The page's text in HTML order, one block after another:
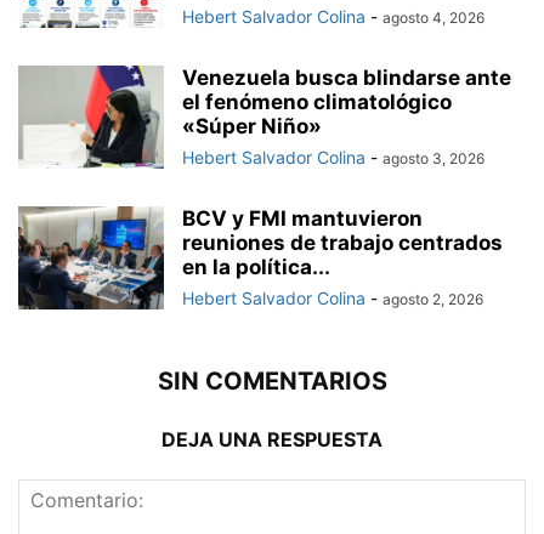
Hebert Salvador Colina - agosto 4, 2026
Venezuela busca blindarse ante
el fenómeno climatológico
«Súper Niño»
Hebert Salvador Colina - agosto 3, 2026
BCV y FMI mantuvieron
reuniones de trabajo centrados
en la política...
Hebert Salvador Colina - agosto 2, 2026
SIN COMENTARIOS
DEJA UNA RESPUESTA